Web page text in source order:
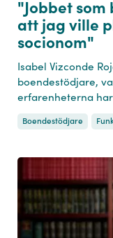
"Jobbet
att jag ville
socionom"
Isabel Vizconde
boendestödjare,
erfarenheterna
Boendestödjare